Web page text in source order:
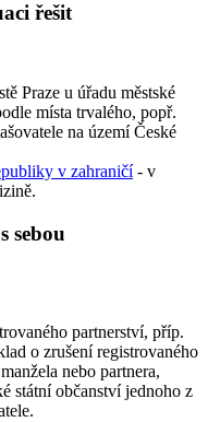
řešit
Praze u úřadu městské
místa trvalého, popř.
na území České
v zahraničí- v
sebou
partnerství, příp.
o zrušení registrovaného
nebo partnera,
státní občanství jednoho z